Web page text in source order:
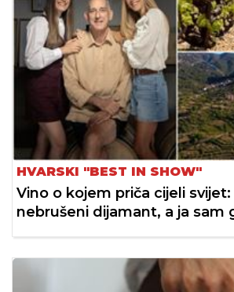
HVARSKI "BEST IN SHOW"
Vino o kojem priča cijeli svijet:
nebrušeni dijamant, a ja sam